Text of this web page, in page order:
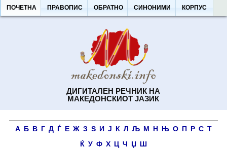
ДИГИТАЛЕН РЕЧНИК НА
МАКЕДОНСКИОТ ЈАЗИК
ПОЧЕТНА ПРАВОПИС ОБРАТНО СИНОНИМИ КОРПУС
А Б В Г Д Ѓ Е Ж З Ѕ И Ј К Л Љ М Н Њ О П Р С Т
Ќ У Ф Х Ц Ч Џ Ш